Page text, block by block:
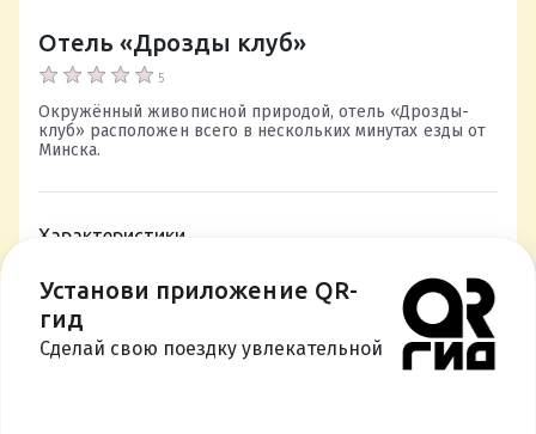
Отель «Дрозды клуб»
5
Окружённый живописной природой, отель «Дрозды-
клуб» расположен всего в нескольких минутах езды от
Минска.
Характеристики
ПОДРОБНЕЕ
Установи приложение QR-
гид
Сделай свою поездку увлекательной